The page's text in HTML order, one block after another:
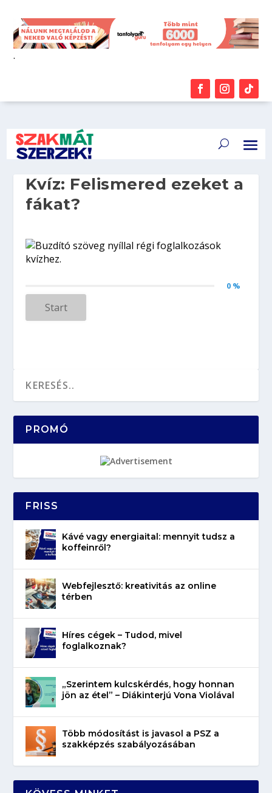
.
Kvíz: Felismered ezeket a
fákat?
0 %
Start
PROMÓ
FRISS
Kávé vagy energiaital: mennyit tudsz a
koffeinről?
Webfejlesztő: kreativitás az online
térben
Híres cégek – Tudod, mivel
foglalkoznak?
„Szerintem kulcskérdés, hogy honnan
jön az étel” – Diákinterjú Vona Violával
Több módosítást is javasol a PSZ a
szakképzés szabályozásában